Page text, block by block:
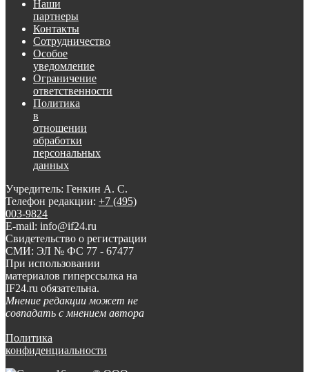
Наши
партнеры
Контакты
Сотрудничество
Особое
уведомление
Ограничение
ответственности
Политика
в
отношении
обработки
персональных
данных
Учредитель: Генкин А. С.
Телефон редакции: +7 (495)
003-9824
E-mail: info@if24.ru
Свидетельство о регистрации
СМИ: ЭЛ № ФС 77 - 67477
При использовании
материалов гиперссылка на
IF24.ru обязательна.
Мнение редакции может не
совпадать с мнением автора
Политика
конфиденциальности